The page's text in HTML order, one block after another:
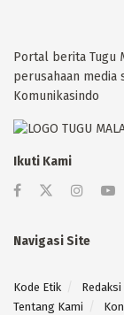
Portal berita Tugu
perusahaan media
Komunikasindo
Ikuti Kami
Navigasi Site
Kode Etik Redaksi
Tentang Kami